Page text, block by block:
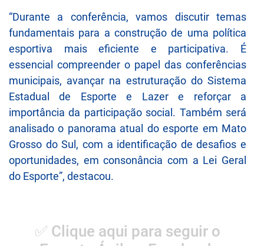
“Durante a conferência, vamos discutir temas
fundamentais para a construção de uma política
esportiva mais eficiente e participativa. É
essencial compreender o papel das conferências
municipais, avançar na estruturação do Sistema
Estadual de Esporte e Lazer e reforçar a
importância da participação social. Também será
analisado o panorama atual do esporte em Mato
Grosso do Sul, com a identificação de desafios e
oportunidades, em consonância com a Lei Geral
do Esporte”, destacou.
✅ Clique aqui para seguir o